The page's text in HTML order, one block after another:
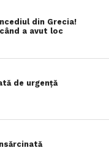
din Grecia!
a avut loc
de urgență